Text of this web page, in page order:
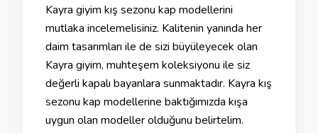
Kayra giyim kış sezonu kap modellerini
mutlaka incelemelisiniz. Kalitenin yanında her
daim tasarımları ile de sizi büyüleyecek olan
Kayra giyim, muhteşem koleksiyonu ile siz
değerli kapalı bayanlara sunmaktadır. Kayra kış
sezonu kap modellerine baktığımızda kışa
uygun olan modeller olduğunu belirtelim.